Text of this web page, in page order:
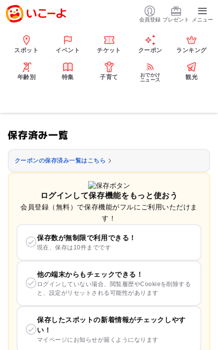
会員登録 プレゼント メニュー
スポット イベント チケット クーポン ランキング
年齢別 特集 子育て
おでかけ
ニュース
観光
保存済み一覧
クーポンの保存済み一覧はこちら
ログインして保存機能をもっと使おう
会員登録（無料）で保存機能がフルにご利用いただけま
す！
保存数が無制限で利用できる！
現在、保存は10件までです
他の端末からもチェックできる！
ログインしていない場合、閲覧履歴やCookieを削除する
と、設定がリセットされる可能性があります
保存したスポットの新着情報がチェックしやす
い！
マイページにお知らせが届くようになります